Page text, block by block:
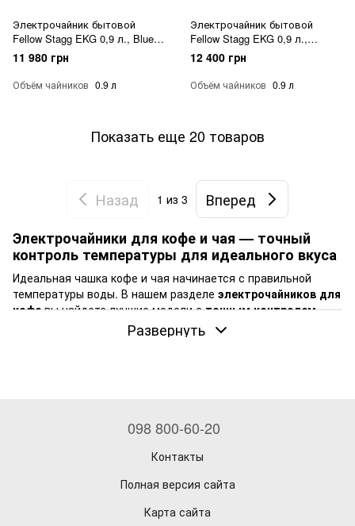
Электрочайник бытовой
Fellow Stagg EKG 0,9 л., Blue
Walnut
11 980 грн
Объём чайников 0.9 л
Электрочайник бытовой
Fellow Stagg EKG 0,9 л.,
Дымный Зеленый
12 400 грн
Объём чайников 0.9 л
Показать еще 20 товаров
Назад 1 из 3
Вперед
Электрочайники для кофе и чая — точный
контроль температуры для идеального вкуса
Идеальная чашка кофе и чая начинается с правильной
температуры воды. В нашем разделе электрочайников для
кофевы найдете лучшие модели сточным контролем
, позволяющие достичь оптимальной
экстракции вкуса и аромата вашего любимого напитка.
Преимущества наших электрочайников:
Развернуть
098 800-60-20
Контакты
Полная версия сайта
Карта сайта